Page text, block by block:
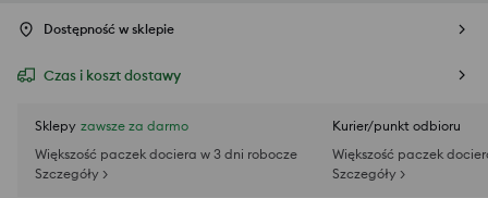
Dostępność w sklepie
Czas i koszt dostawy
Sklepy zawsze za darmo
Większość paczek dociera w 3 dni robocze
Szczegóły >
Kurier/punkt odbioru
Większość paczek
Szczegóły >